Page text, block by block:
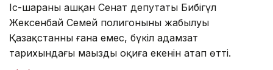
Іс-шараны ашқан Сенат депутаты Бибігүл
Жексенбай Семей полигонының жабылуы
Қазақстанның ғана емес, бүкіл адамзат
тарихындағы маңызды оқиға екенін атап өтті.